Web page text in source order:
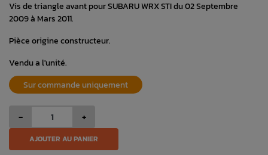
Vis de triangle avant pour SUBARU WRX STI du 02 Septembre
2009 à Mars 2011.
Pièce origine constructeur.
Vendu a l'unité.
Sur commande uniquement
- +
AJOUTER AU PANIER